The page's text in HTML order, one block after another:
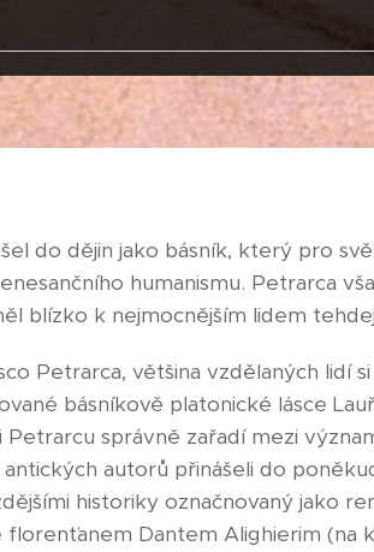
do dějin jako básník, který pro
humanismu. Petrarca
blízko k nejmocnějším lidem
Petrarca, většina vzdělaných lidí
básníkově platonické lásce
Petrarcu správně zařadí mezi
autorů přinášeli do
historiky označnovaný jako
Dantem Alighierim (na